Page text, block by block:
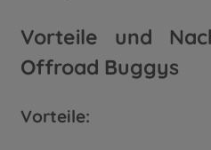
Vorteile und
Offroad Buggys
Vorteile: